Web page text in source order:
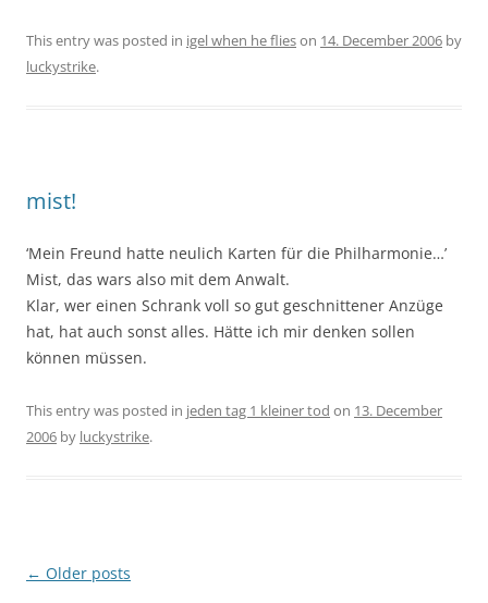
This entry was posted in igel when he flieson 14. December 2006 by
luckystrike.
mist!
‘Mein Freund hatte neulich Karten für die Philharmonie…’
Mist, das wars also mit dem Anwalt.
Klar, wer einen Schrank voll so gut geschnittener Anzüge
hat, hat auch sonst alles. Hätte ich mir denken sollen
können müssen.
This entry was posted in jeden tag 1 kleiner tod on 13. December
2006 by luckystrike.
Post
← Older posts